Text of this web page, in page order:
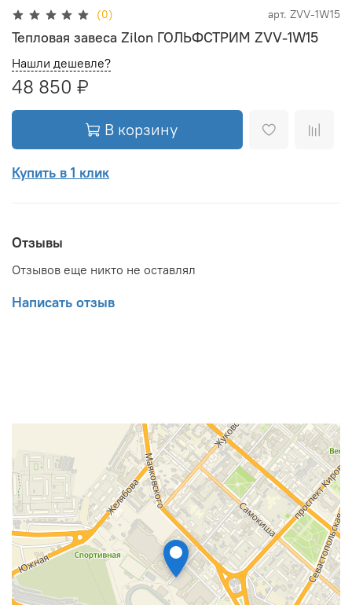
(0) арт. ZVV-1W15
Тепловая завеса Zilon ГОЛЬФСТРИМ ZVV-1W15
Нашли дешевле?
48 850 ₽
В корзину
Купить в 1 клик
Отзывы
Отзывов еще никто не оставлял
Написать отзыв